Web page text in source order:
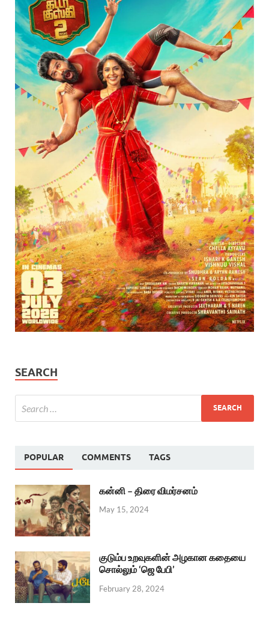
SEARCH
POPULAR COMMENTS TAGS
கன்னி – திரை விமர்சனம்
May 15, 2024
குடும்ப உறவுகளின் அழகான கதையை
சொல்லும் ‘ஜெ பேபி’
February 28, 2024